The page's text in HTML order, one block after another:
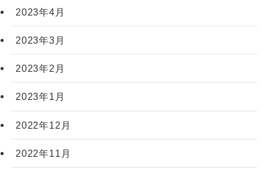
2023年4月
2023年3月
2023年2月
2023年1月
2022年12月
2022年11月